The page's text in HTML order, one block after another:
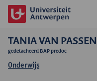
TANIA VAN PASSEN
gedetacheerd BAP predoc
Onderwijs